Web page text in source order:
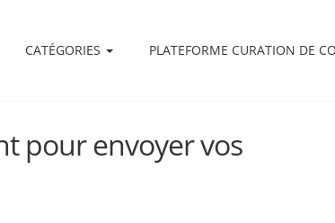
CATÉGORIES PLATEFORME CURATION DE
pour envoyer vos